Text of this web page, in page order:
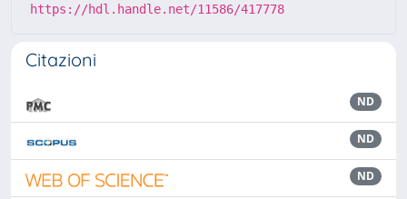
https://hdl.handle.net/11586/417778
Citazioni
ND
ND
ND